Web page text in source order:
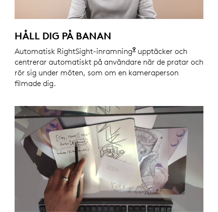
HÅLL DIG PÅ BANAN
Automatisk RightSight-inramning9 Aktiverad med Logi
upptäcker och
centrerar automatiskt på användare när de pratar och
rör sig under möten, som om en kameraperson
filmade dig.